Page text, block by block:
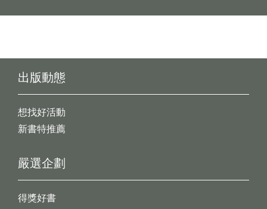
出版動態
想找好活動
新書特推薦
嚴選企劃
得獎好書